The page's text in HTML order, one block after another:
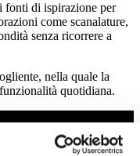
fonti di ispirazione per
come scanalature,
senza ricorrere a
nella quale la
quotidiana.